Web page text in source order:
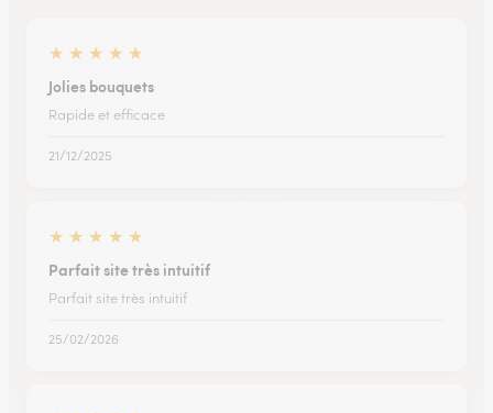
★ ★ ★ ★ ★
Jolies bouquets
Rapide et efficace
21/12/2025
★ ★ ★ ★ ★
Parfait site très intuitif
Parfait site très intuitif
25/02/2026